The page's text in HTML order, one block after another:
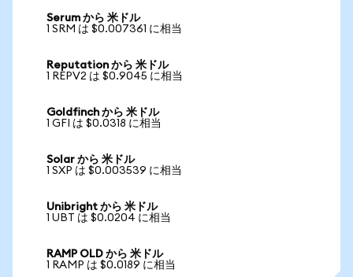
Serum から 米ドル
1 SRM は $0.007361 に相当
Reputation から 米ドル
1 REPV2 は $0.9045 に相当
Goldfinch から 米ドル
1 GFI は $0.0318 に相当
Solar から 米ドル
1 SXP は $0.003539 に相当
Unibright から 米ドル
1 UBT は $0.0204 に相当
RAMP OLD から 米ドル
1 RAMP は $0.0189 に相当